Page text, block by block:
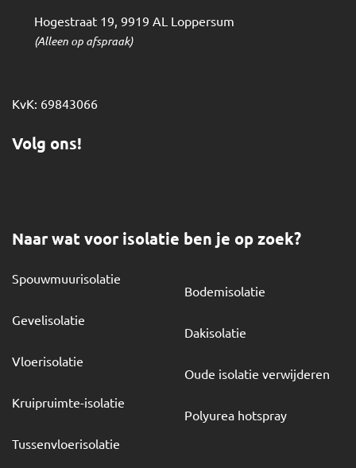
Hogestraat 19, 9919 AL Loppersum
(Alleen op afspraak)
KvK: 69843066
Volg ons!
Naar wat voor isolatie ben je op zoek?
Spouwmuurisolatie
Gevelisolatie
Vloerisolatie
Kruipruimte-isolatie
Tussenvloerisolatie
Bodemisolatie
Dakisolatie
Oude isolatie verwijderen
Polyurea hotspray